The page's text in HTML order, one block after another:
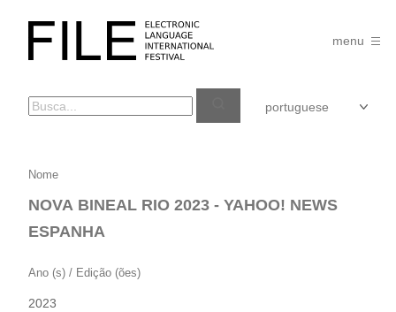
FILE
FESTIVAL
menu
NOVA
BINEAL
RIO
–
YAHOO!
Nome
NOVA BINEAL RIO 2023 - YAHOO! NEWS
ESPANHA
Ano (s) / Edição (ões)
2023